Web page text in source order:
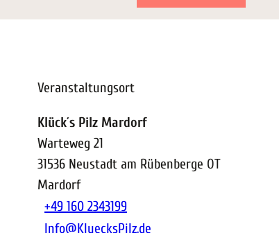
Veranstaltungsort
Klück´s Pilz Mardorf
Warteweg 21
31536 Neustadt am Rübenberge OT
Mardorf
+49 160 2343199
Info@KluecksPilz.de